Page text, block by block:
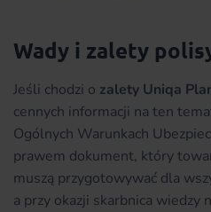
Wady i zalety
Jeśli chodzi o zalety Uniqa
cennych informacji na ten
Ogólnych Warunkach
prawem dokument, który
muszą przygotowywać dla
a przy okazji skarbnica wiedzy